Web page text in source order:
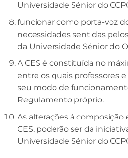
Universidade Sénior do
funcionar como porta-voz
necessidades sentidas
da Universidade Sénior do
A CES é constituída no
entre os quais professores
seu modo de
Regulamento próprio.
As alterações à
CES, poderão ser da
Universidade Sénior do